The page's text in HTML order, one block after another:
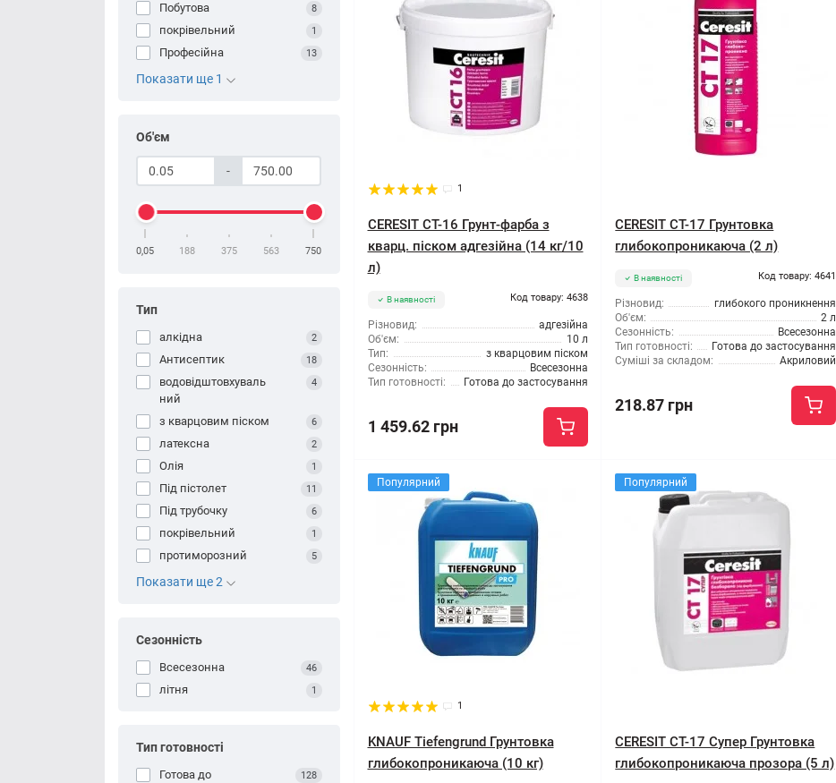
Побутова 8
покрівельний 1
Професійна 13
Показати ще 1
Об'єм
-
0,05 188 375 563 750
Тип
алкідна 2
Антисептик 18
водовідштовхуваль
ний
4
з кварцовим піском 6
латексна 2
Олія 1
Під пістолет 11
Під трубочку 6
покрівельний 1
протиморозний 5
Показати ще 2
Сезонність
Всесезонна 46
літня 1
Тип готовності
Готова до
128
1
CERESIT CT-16 Грунт-фарба з
кварц. піском адгезійна (14 кг/10
л)
В наявності Код товару: 4638
Різновид:
адгезійна
Об'єм:
10 л
Тип:
з кварцовим піском
Сезонність:
Всесезонна
Тип готовності:
Готова до застосування
1 459.62 грн
CERESIT CT-17 Грунтовка
глибокопроникаюча (2 л)
В наявності Код товару: 4641
Різновид:
глибокого проникнення
Об'єм:
2 л
Сезонність:
Всесезонна
Тип готовності:
Готова до застосування
Суміші за складом:
Акриловий
218.87 грн
Популярний
1
KNAUF Tiefengrund Грунтовка
глибокопроникаюча (10 кг)
Популярний
CERESIT CT-17 Супер Грунтовка
глибокопроникаюча прозора (5 л)